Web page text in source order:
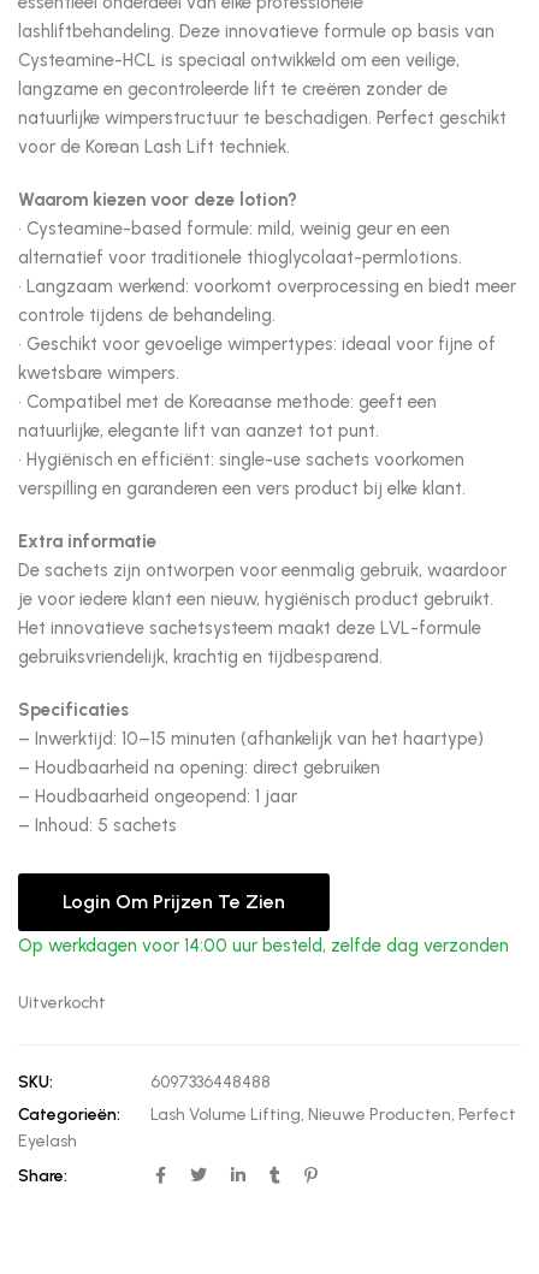
lashliftbehandeling. Deze innovatieve formule op basis van
Cysteamine-HCL is speciaal ontwikkeld om een veilige,
langzame en gecontroleerde lift te creëren zonder de
natuurlijke wimperstructuur te beschadigen. Perfect geschikt
voor de Korean Lash Lift techniek.
Waarom kiezen voor deze lotion?
• Cysteamine-based formule: mild, weinig geur en een
alternatief voor traditionele thioglycolaat-permlotions.
• Langzaam werkend: voorkomt overprocessing en biedt meer
controle tijdens de behandeling.
• Geschikt voor gevoelige wimpertypes: ideaal voor fijne of
kwetsbare wimpers.
• Compatibel met de Koreaanse methode: geeft een
natuurlijke, elegante lift van aanzet tot punt.
• Hygiënisch en efficiënt: single-use sachets voorkomen
verspilling en garanderen een vers product bij elke klant.
Extra informatie
De sachets zijn ontworpen voor eenmalig gebruik, waardoor
je voor iedere klant een nieuw, hygiënisch product gebruikt.
Het innovatieve sachetsysteem maakt deze LVL-formule
gebruiksvriendelijk, krachtig en tijdbesparend.
Specificaties
– Inwerktijd: 10–15 minuten (afhankelijk van het haartype)
– Houdbaarheid na opening: direct gebruiken
– Houdbaarheid ongeopend: 1 jaar
– Inhoud: 5 sachets
Login Om Prijzen Te Zien
Op werkdagen voor 14:00 uur besteld, zelfde dag verzonden
Uitverkocht
SKU:
6097336448488
Categorieën:
Lash Volume Lifting, Nieuwe Producten, Perfect
Eyelash
Share: